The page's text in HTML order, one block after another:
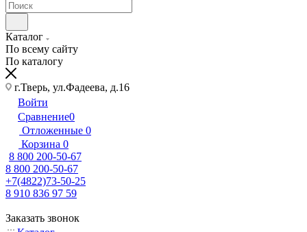
Каталог
По всему сайту
По каталогу
г.Тверь, ул.Фадеева, д.16
Войти
Сравнение0
Отложенные 0
Корзина 0
8 800 200-50-67
8 800 200-50-67
+7(4822)73-50-25
8 910 836 97 59
Заказать звонок